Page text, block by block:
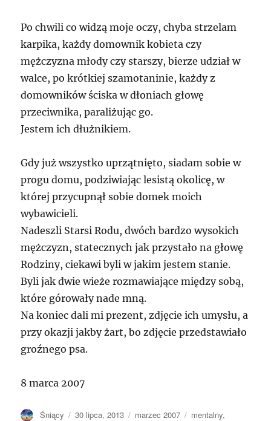
Po chwili co widzą moje oczy, chyba strzelam
karpika, każdy domownik kobieta czy
mężczyzna młody czy starszy, bierze udział w
walce, po krótkiej szamotaninie, każdy z
domowników ściska w dłoniach głowę
przeciwnika, paraliżując go.
Jestem ich dłużnikiem.
Gdy już wszystko uprzątnięto, siadam sobie w
progu domu, podziwiając lesistą okolicę, w
której przycupnął sobie domek moich
wybawicieli.
Nadeszli Starsi Rodu, dwóch bardzo wysokich
mężczyzn, statecznych jak przystało na głowę
Rodziny, ciekawi byli w jakim jestem stanie.
Byli jak dwie wieże rozmawiające między sobą,
które górowały nade mną.
Na koniec dali mi prezent, zdjęcie ich umysłu, a
przy okazji jakby żart, bo zdjęcie przedstawiało
groźnego psa.
8 marca 2007
Autor
Śniący Opublikowano
30 lipca, 2013 Kategorie
marzec 2007 Tagi
mentalny,